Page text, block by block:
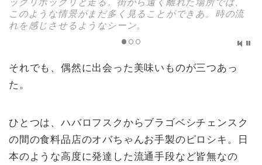
このような情景がまだ多く見ることができあ。時の流
れを感じさせるようなシーン。
それでも、偶然に出会った美味いものが三つあっ
た。
ひとつは、ハバロフスクからブラゴベシチェンスク
の間の食料品店のオバちゃんお手製のピロシキ。日
本のような高度に発達した流通手段など皆無なの